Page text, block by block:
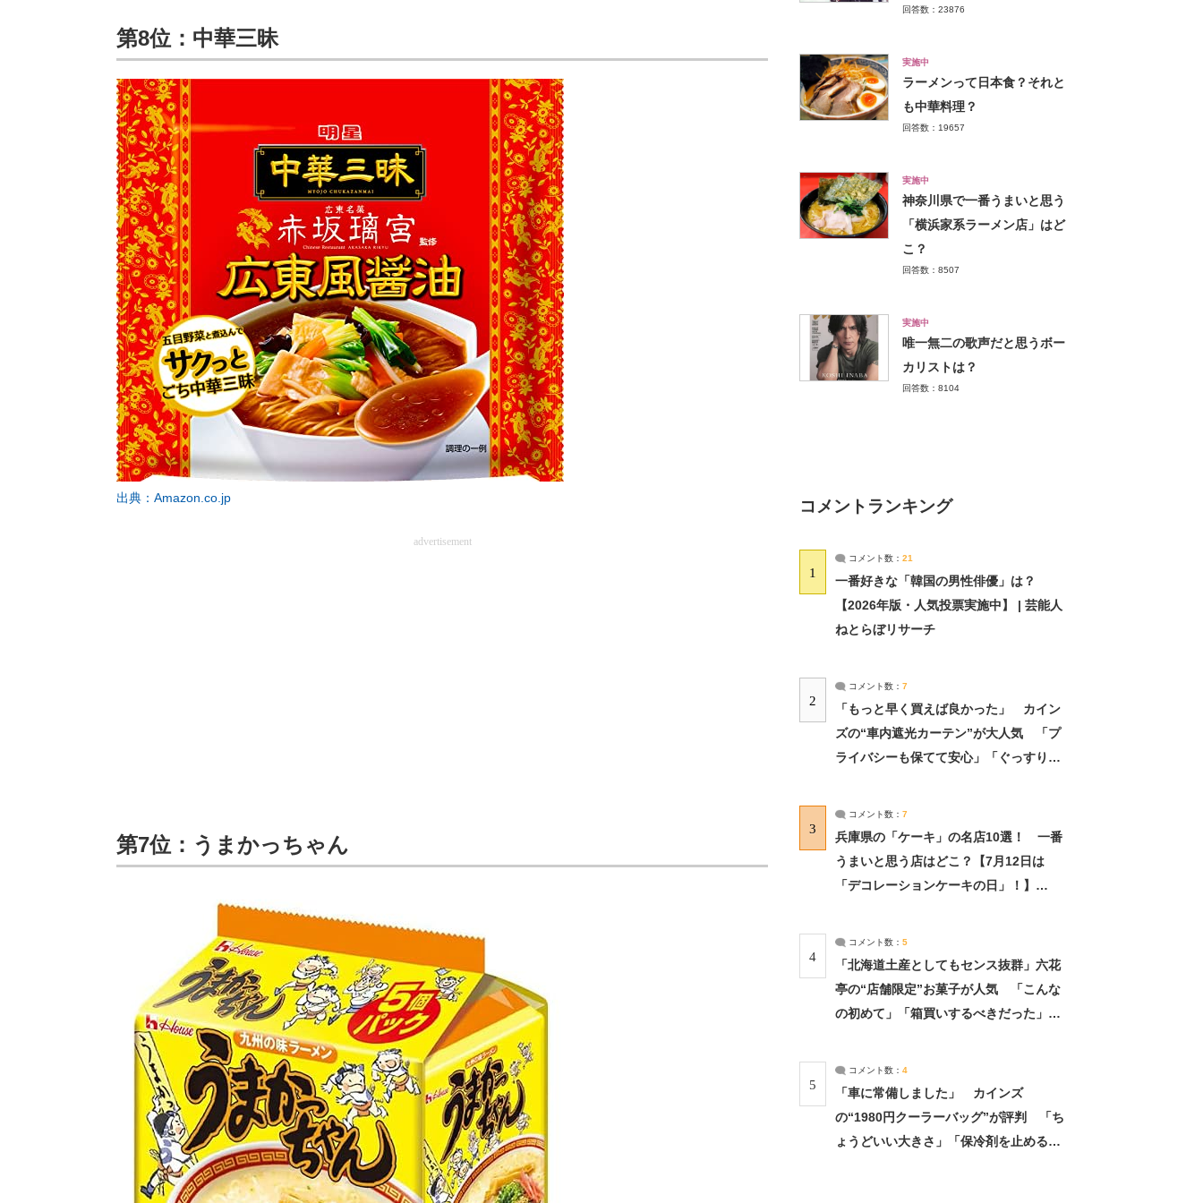
第8位：中華三昧
出典：Amazon.co.jp
advertisement
第7位：うまかっちゃん
回答数：23876
実施中
ラーメンって日本食？それと
も中華料理？
回答数：19657
実施中
神奈川県で一番うまいと思う
「横浜家系ラーメン店」はど
こ？
回答数：8507
実施中
唯一無二の歌声だと思うボー
カリストは？
回答数：8104
コメントランキング
1
コメント数： 21
一番好きな「韓国の男性俳優」は？
【2026年版・人気投票実施中】 | 芸能人
ねとらぼリサーチ
2
コメント数： 7
「もっと早く買えば良かった」 カイン
ズの“車内遮光カーテン”が大人気 「プ
ライバシーも保てて安心」「ぐっすり眠
3
コメント数： 7
兵庫県の「ケーキ」の名店10選！ 一番
うまいと思う店はどこ？【7月12日は
「デコレーションケーキの日」！】
4
コメント数： 5
「北海道土産としてもセンス抜群」六花
亭の“店舗限定”お菓子が人気 「こんな
の初めて」「箱買いするべきだった」
5
コメント数： 4
「車に常備しました」 カインズ
の“1980円クーラーバッグ”が評判 「ち
ょうどいい大きさ」「保冷剤を止めるベ